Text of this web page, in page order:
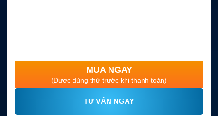
MUA NGAY
(Được dùng thử trước khi thanh toán)
TƯ VẤN NGAY